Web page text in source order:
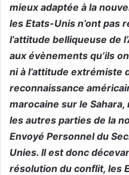
mieux adaptée à la
les Etats-Unis n’ont pas
l’attitude belliqueuse de
aux évènements qu’ils
ni à l’attitude extrémiste
reconnaissance
marocaine sur le
les autres parties de la
Envoyé Personnel du
Unies. Il est donc
résolution du conflit, les